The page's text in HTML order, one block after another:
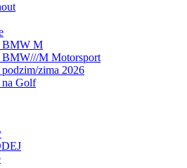
BMW M
BMW///M Motorsport
zima 2026
Golf